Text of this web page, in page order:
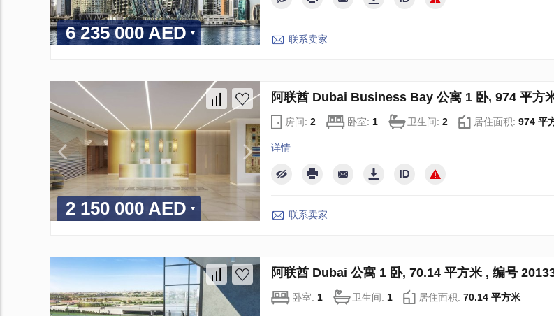
6 235 000 AED 联系卖家
2 150 000 AED
阿联酋 Dubai Business Bay 公寓 1 卧, 974 平方
房间: 2 卧室: 1 卫生间: 2 居住面积: 974 平
详情
联系卖家
阿联酋 Dubai 公寓 1 卧, 70.14 平方米 , 编号
卧室: 1 卫生间: 1 居住面积: 70.14 平方米